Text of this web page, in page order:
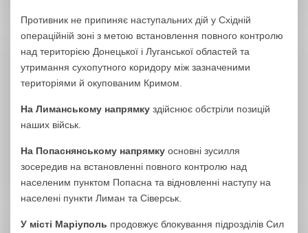
Противник не припиняє наступальних дій у Східній
операційній зоні з метою встановлення повного контролю
над територією Донецької і Луганської областей та
утримання сухопутного коридору між зазначеними
територіями й окупованим Кримом.
На Лиманському напрямку здійснює обстріли позицій
наших військ.
На Попаснянському напрямку основні зусилля
зосередив на встановленні повного контролю над
населеним пунктом Попасна та відновленні наступу на
населені пункти Лиман та Сіверськ.
У місті Маріуполь продовжує блокування підрозділів Сил